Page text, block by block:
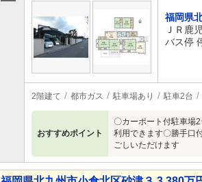
福岡県
ＪＲ鹿
バス停
2階建て 都市ガス 駐車場あり 駐車2台
おすすめポイント
〇カーポート付駐車場
利用できます〇勝手口
ごしいただけます